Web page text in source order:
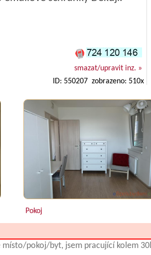
smazat/upravit inz. »
ID: 550207 zobrazeno: 510x
Pokoj